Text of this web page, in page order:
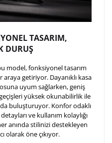
10/ 10
Vazgeç
süresi gravür işleme
Gravür İşlemi
kargoya verilecektir.
iade ve değişim
TASARIM,
DURUŞ
model, fonksiyonel tasarım
araya getiriyor. Dayanıklı kasa
uyum sağlarken, geniş
yüksek okunabilirlik ile
buluşturuyor. Konfor odaklı
ve kullanım kolaylığı
anında stilinizi destekleyen
olarak öne çıkıyor.